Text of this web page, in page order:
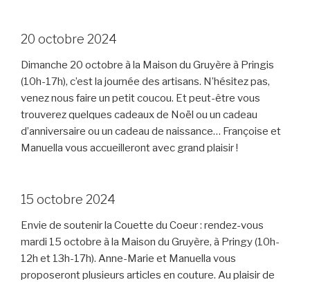
20 octobre 2024
Dimanche 20 octobre à la Maison du Gruyère à Pringis
(10h-17h), c’est la journée des artisans. N’hésitez pas,
venez nous faire un petit coucou. Et peut-être vous
trouverez quelques cadeaux de Noël ou un cadeau
d’anniversaire ou un cadeau de naissance… Françoise et
Manuella vous accueilleront avec grand plaisir !
15 octobre 2024
Envie de soutenir la Couette du Coeur : rendez-vous
mardi 15 octobre à la Maison du Gruyère, à Pringy (10h-
12h et 13h-17h). Anne-Marie et Manuella vous
proposeront plusieurs articles en couture. Au plaisir de